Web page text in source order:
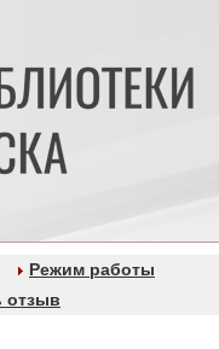
Режим работы
отзыв